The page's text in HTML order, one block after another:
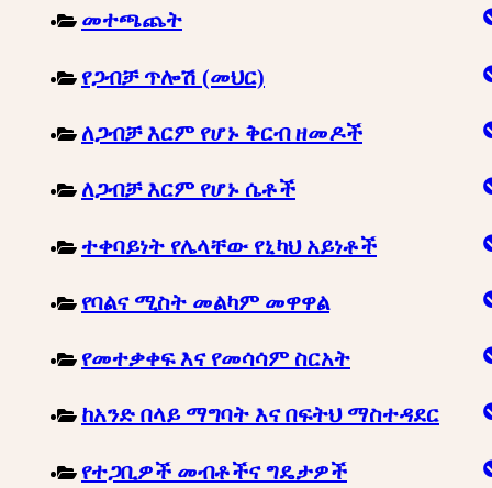
መተጫጨት
የጋብቻ ጥሎሽ (መህር)
ለጋብቻ እርም የሆኑ ቅርብ ዘመዶች
ለጋብቻ እርም የሆኑ ሴቶች
ተቀባይነት የሌላቸው የኒካህ አይነቶች
የባልና ሚስት መልካም መዋዋል
የመተቃቀፍ እና የመሳሳም ስርአት
ከአንድ በላይ ማግባት እና በፍትህ ማስተዳደር
የተጋቢዎች መብቶችና ግዴታዎች